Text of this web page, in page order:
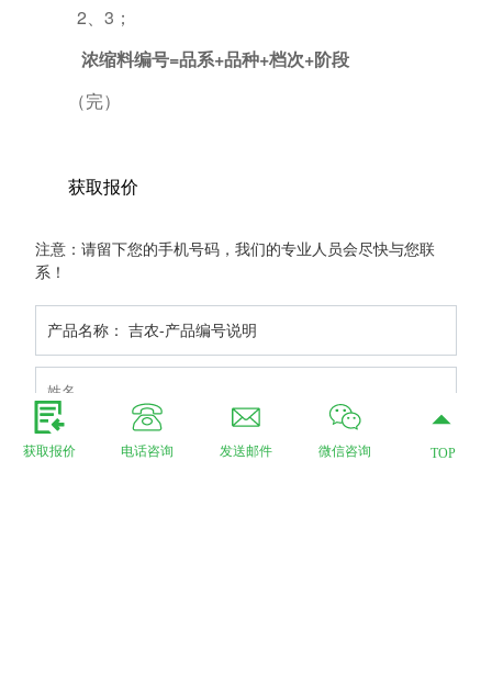
获取报价 电话咨询 发送邮件 微信咨询 TOP
2、3；
浓缩料编号=品系+品种+档次+阶段
（完）
获取报价
注意：请留下您的手机号码，我们的专业人员会尽快与您联
系！
产品名称： 吉农-产品编号说明